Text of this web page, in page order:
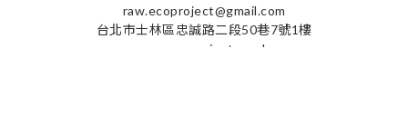
raw.ecoproject@gmail.com
台北市士林區忠誠路二段50巷7號1樓
raw-ecoproject.co.uk